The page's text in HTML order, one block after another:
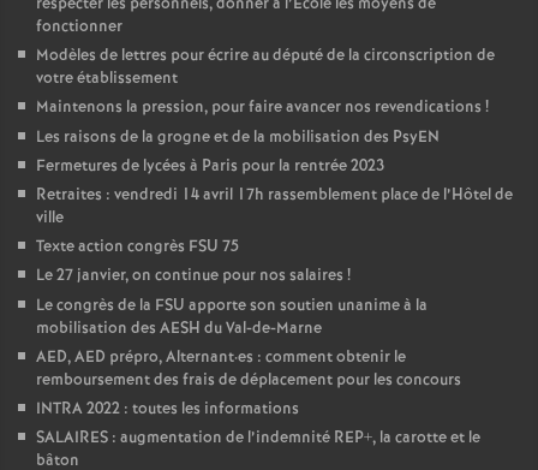
fonctionner
Modèles de lettres pour écrire au député de la circonscription de
votre établissement
Maintenons la pression, pour faire avancer nos revendications !
Les raisons de la grogne et de la mobilisation des PsyEN
Fermetures de lycées à Paris pour la rentrée 2023
Retraites : vendredi 14 avril 17h rassemblement place de l’Hôtel de
ville
Texte action congrès FSU 75
Le 27 janvier, on continue pour nos salaires !
Le congrès de la FSU apporte son soutien unanime à la
mobilisation des AESH du Val-de-Marne
AED, AED prépro, Alternant·es : comment obtenir le
remboursement des frais de déplacement pour les concours
INTRA 2022 : toutes les informations
SALAIRES : augmentation de l’indemnité REP+, la carotte et le
bâton